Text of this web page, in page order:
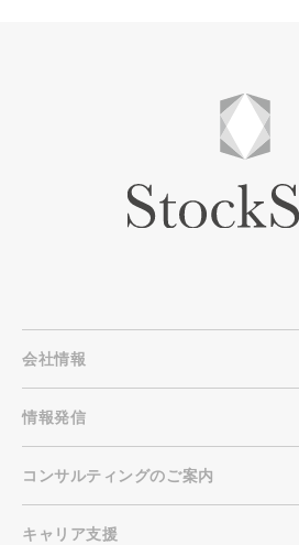
会社情報
情報発信
コンサルティングのご案内
キャリア支援